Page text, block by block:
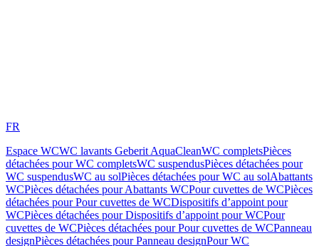
FR
Espace WCWC lavants Geberit AquaCleanWC completsPièces
détachées pour WC completsWC suspendusPièces détachées pour
WC suspendusWC au solPièces détachées pour WC au solAbattants
WCPièces détachées pour Abattants WCPour cuvettes de WCPièces
détachées pour Pour cuvettes de WCDispositifs d’appoint pour
WCPièces détachées pour Dispositifs d’appoint pour WCPour
cuvettes de WCPièces détachées pour Pour cuvettes de WCPanneau
designPièces détachées pour Panneau designPour WC